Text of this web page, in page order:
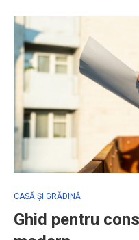
CASĂ ȘI GRĂDINĂ
Ghid pentru